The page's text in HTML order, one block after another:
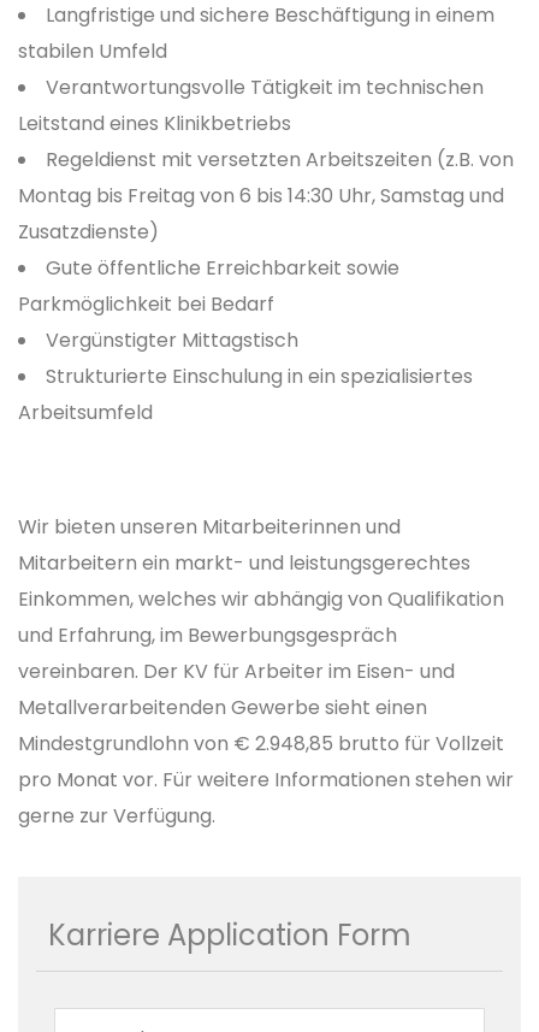
Langfristige und sichere Beschäftigung in einem
stabilen Umfeld
Verantwortungsvolle Tätigkeit im technischen
Leitstand eines Klinikbetriebs
Regeldienst mit versetzten Arbeitszeiten (z.B. von
Montag bis Freitag von 6 bis 14:30 Uhr, Samstag und
Zusatzdienste)
Gute öffentliche Erreichbarkeit sowie
Parkmöglichkeit bei Bedarf
Vergünstigter Mittagstisch
Strukturierte Einschulung in ein spezialisiertes
Arbeitsumfeld
Wir bieten unseren Mitarbeiterinnen und
Mitarbeitern ein markt- und leistungsgerechtes
Einkommen, welches wir abhängig von Qualifikation
und Erfahrung, im Bewerbungsgespräch
vereinbaren. Der KV für Arbeiter im Eisen- und
Metallverarbeitenden Gewerbe sieht einen
Mindestgrundlohn von € 2.948,85 brutto für Vollzeit
pro Monat vor. Für weitere Informationen stehen wir
gerne zur Verfügung.
Karriere Application Form